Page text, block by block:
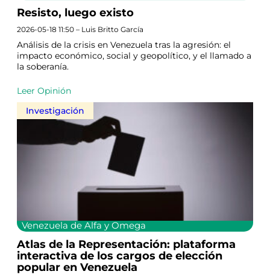
Resisto, luego existo
2026-05-18 11:50 – Luis Britto García
Análisis de la crisis en Venezuela tras la agresión: el
impacto económico, social y geopolítico, y el llamado a
la soberanía.
Leer Opinión
Investigación
Venezuela de Alfa y Omega
Atlas de la Representación: plataforma
interactiva de los cargos de elección
popular en Venezuela